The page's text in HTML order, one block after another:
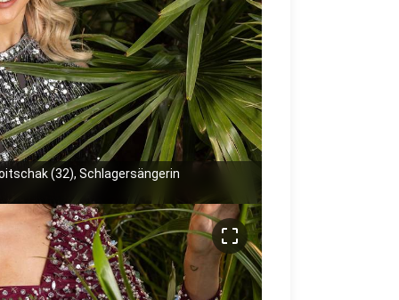
(32), Schlagersängerin
crop_free